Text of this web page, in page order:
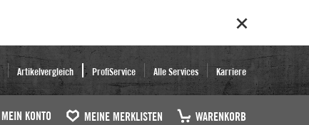
Artikelvergleich ProfiService Alle Services Karriere
MEIN KONTO MEINE MERKLISTEN WARENKORB